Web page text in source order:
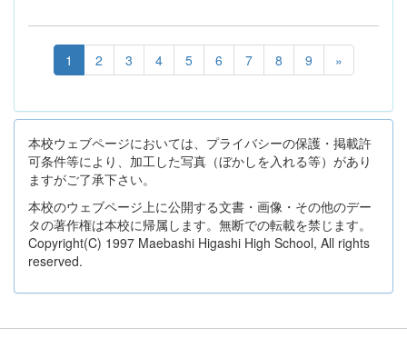
1 2 3 4 5 6 7 8 9 »
本校ウェブページにおいては、プライバシーの保護・掲載許
可条件等により、加工した写真（ぼかしを入れる等）があり
ますがご了承下さい。
本校のウェブページ上に公開する文書・画像・その他のデー
タの著作権は本校に帰属します。無断での転載を禁じます。
Copyright(C) 1997 Maebashi Higashi High School, All rights
reserved.